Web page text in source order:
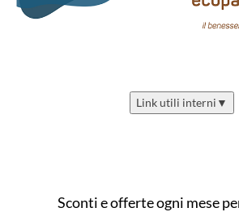
Link utili interni ▼
Sconti e offerte ogni mese